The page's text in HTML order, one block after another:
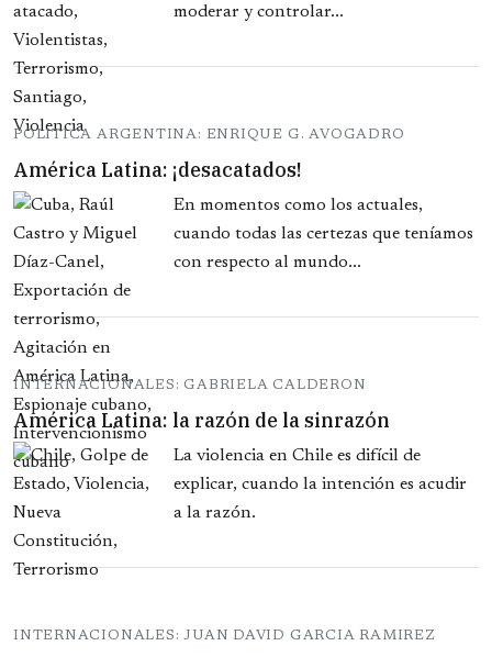
moderar y controlar...
POLITICA ARGENTINA: ENRIQUE G. AVOGADRO
América Latina: ¡desacatados!
En momentos como los actuales,
cuando todas las certezas que teníamos
con respecto al mundo...
INTERNACIONALES: GABRIELA CALDERON
América Latina: la razón de la sinrazón
La violencia en Chile es difícil de
explicar, cuando la intención es acudir
a la razón.
INTERNACIONALES: JUAN DAVID GARCIA RAMIREZ